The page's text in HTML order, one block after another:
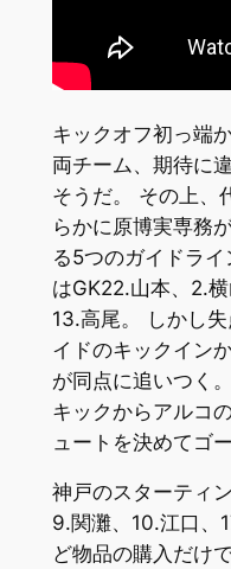
キックオフ初っ端
両チーム、期待に
そうだ。 その上、
らかに原博実専務
る5つのガイドラ
はGK22.山本、2.
13.高尾。 しかし
イドのキックイン
が同点に追いつく
キックからアルコ
ュートを決めてゴ
神戸のスターティ
9.関灘、10.江口、
ど物品の購入だけ